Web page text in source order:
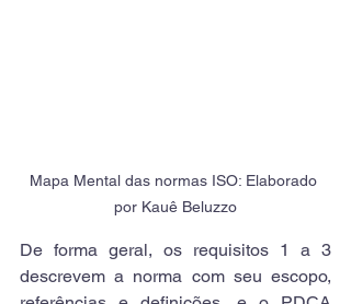
Mapa Mental das normas ISO: Elaborado
por Kauê Beluzzo
De forma geral, os requisitos 1 a 3
descrevem a norma com seu escopo,